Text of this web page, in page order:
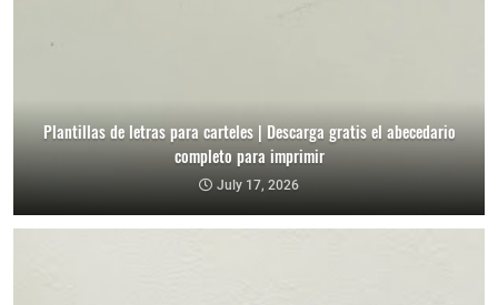
Plantillas de letras para carteles | Descarga gratis el abecedario
completo para imprimir
July 17, 2026